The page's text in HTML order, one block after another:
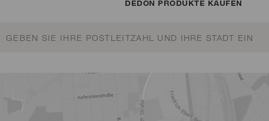
DEDON PRODUKTE KAUFEN